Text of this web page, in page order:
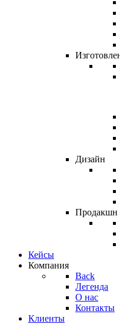
Дизайн
Продакшн
Кейсы
Компания
Back
Легенда
О нас
Контакты
Клиенты